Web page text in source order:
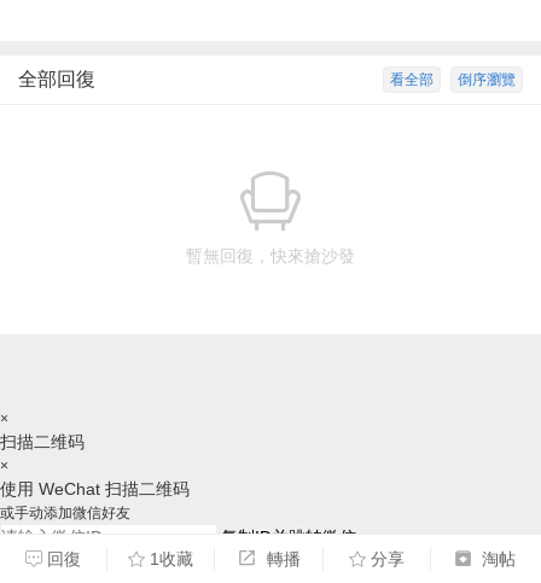
倒序瀏覽
看全部
全部回復
暫無回復，快來搶沙發
回復 1收藏 轉播 分享 淘帖
×
扫描二维码
×
使用 WeChat 扫描二维码
或手动添加微信好友
复制ID并跳转微信
请跳转后，手动添加好友，谢谢